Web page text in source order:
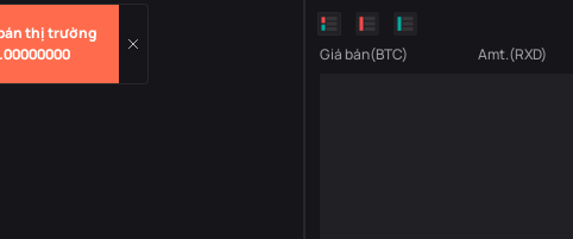
thị trường
Giá bán(BTC) Amt.(RXD)